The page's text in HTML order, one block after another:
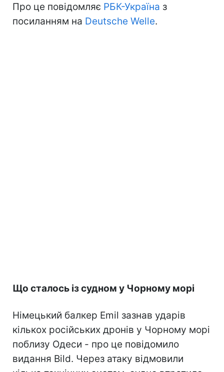
Про це повідомляє РБК-Україна з
посиланням на Deutsche Welle.
Що сталось із судном у Чорному морі
Німецький балкер Emil зазнав ударів
кількох російських дронів у Чорному морі
поблизу Одеси - про це повідомило
видання Bild. Через атаку відмовили